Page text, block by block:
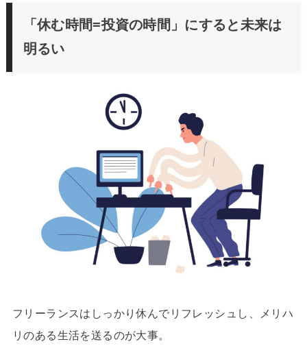
「休む時間=投資の時間」にすると未来は
明るい
フリーランスはしっかり休んでリフレッシュし、メリハ
リのある生活を送るのが大事。